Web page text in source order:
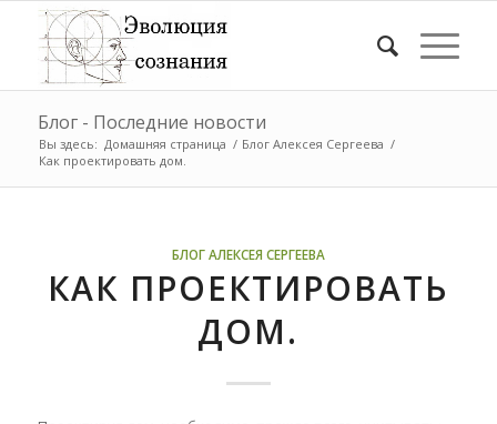
Блог - Последние новости
Вы здесь: Домашняя страница / Блог Алексея Сергеева /
Как проектировать дом.
БЛОГ АЛЕКСЕЯ СЕРГЕЕВА
КАК ПРОЕКТИРОВАТЬ
ДОМ.